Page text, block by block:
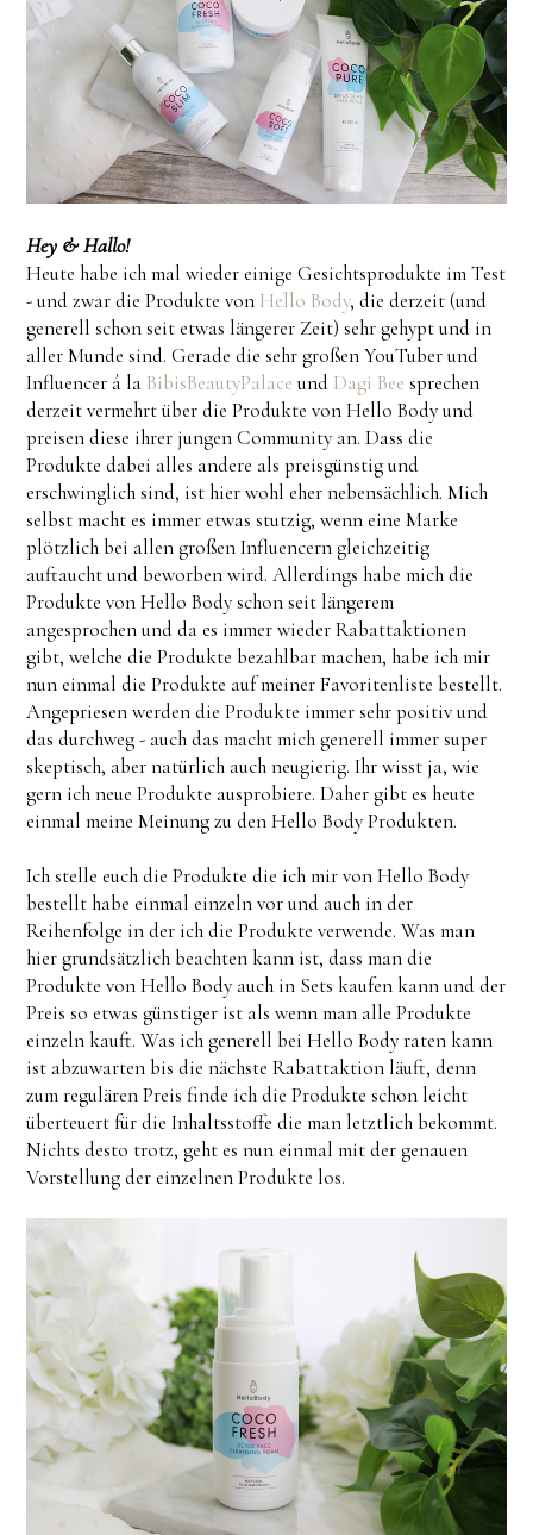
Hey & Hallo!
Heute habe ich mal wieder einige Gesichtsprodukte im Test
- und zwar die Produkte von Hello Body, die derzeit (und
generell schon seit etwas längerer Zeit) sehr gehypt und in
aller Munde sind. Gerade die sehr großen YouTuber und
Influencer á la BibisBeautyPalace und Dagi Bee sprechen
derzeit vermehrt über die Produkte von Hello Body und
preisen diese ihrer jungen Community an. Dass die
Produkte dabei alles andere als preisgünstig und
erschwinglich sind, ist hier wohl eher nebensächlich. Mich
selbst macht es immer etwas stutzig, wenn eine Marke
plötzlich bei allen großen Influencern gleichzeitig
auftaucht und beworben wird. Allerdings habe mich die
Produkte von Hello Body schon seit längerem
angesprochen und da es immer wieder Rabattaktionen
gibt, welche die Produkte bezahlbar machen, habe ich mir
nun einmal die Produkte auf meiner Favoritenliste bestellt.
Angepriesen werden die Produkte immer sehr positiv und
das durchweg - auch das macht mich generell immer super
skeptisch, aber natürlich auch neugierig. Ihr wisst ja, wie
gern ich neue Produkte ausprobiere. Daher gibt es heute
einmal meine Meinung zu den Hello Body Produkten.
Ich stelle euch die Produkte die ich mir von Hello Body
bestellt habe einmal einzeln vor und auch in der
Reihenfolge in der ich die Produkte verwende. Was man
hier grundsätzlich beachten kann ist, dass man die
Produkte von Hello Body auch in Sets kaufen kann und der
Preis so etwas günstiger ist als wenn man alle Produkte
einzeln kauft. Was ich generell bei Hello Body raten kann
ist abzuwarten bis die nächste Rabattaktion läuft, denn
zum regulären Preis finde ich die Produkte schon leicht
überteuert für die Inhaltsstoffe die man letztlich bekommt.
Nichts desto trotz, geht es nun einmal mit der genauen
Vorstellung der einzelnen Produkte los.